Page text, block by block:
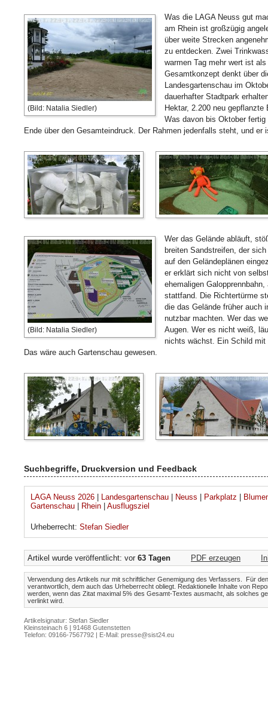
(Bild: Natalia Siedler)
Was die LAGA Neuss gut
am Rhein ist großzügig
über weite Strecken
zu entdecken. Zwei
warmen Tag mehr wert ist
Gesamtkonzept denkt über
Landesgartenschau im
dauerhafter Stadtpark
Hektar, 2.200 neu
Was davon bis Oktober
Ende über den Gesamteindruck. Der Rahmen jedenfalls steht, und er
(Bild: Natalia Siedler)
Wer das Gelände abläuft,
breiten Sandstreifen, der
auf den Geländeplänen
er erklärt sich nicht von
ehemaligen
stattfand. Die Richtertürme
die das Gelände früher auch
nutzbar machten. Wer das
Augen. Wer es nicht weiß,
nichts wächst. Ein Schild
Das wäre auch Gartenschau gewesen.
Suchbegriffe, Druckversion und Feedback
LAGA Neuss 2026 Landesgartenschau Neuss Parkplatz
Gartenschau
Rhein Ausflugsziel
Urheberrecht: Stefan Siedler
Artikel wurde veröffentlicht: vor 63 Tagen PDF erzeugen
Verwendung des Artikels nur mit schriftlicher Genemigung des Verfassers. Für
verantwortlich, dem auch das Urheberrecht obliegt. Redaktionelle Inhalte von
werden, wenn das Zitat maximal 5% des Gesamt-Textes ausmacht, als solches
verlinkt wird.
Artikelsignatur: Stefan Siedler
Kleinsteinach 6 | 91468 Gutenstetten
Telefon: 09166-7567792 | E-Mail: presse@sist24.eu